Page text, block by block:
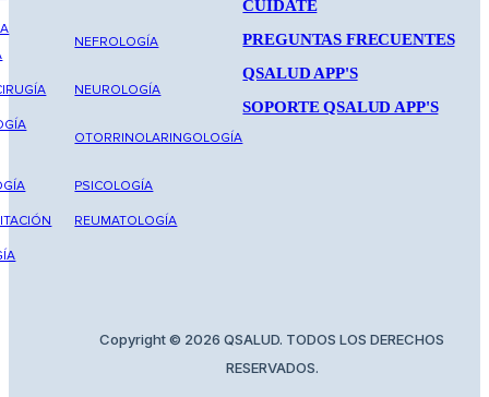
NEFROLOGÍA
NEUROLOGÍA
OTORRINOLARINGOLOGÍA
PSICOLOGÍA
REUMATOLOGÍA
CUIDATE
PREGUNTAS FRECUENTES
QSALUD APP'S
SOPORTE QSALUD APP'S
Copyright © 2026 QSALUD. TODOS LOS DERECHOS
RESERVADOS.